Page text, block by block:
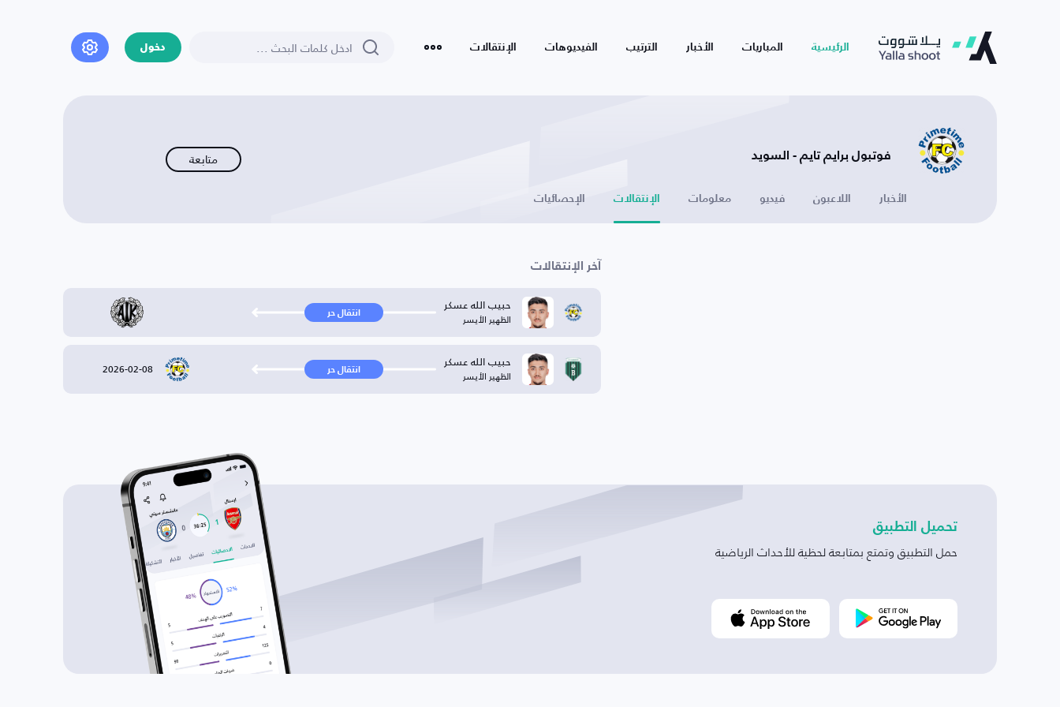
الرئيسية المباريات الأخبار الترتيب الفيديوهات الإنتقالات دخول
فوتبول برايم تايم - السويد متابعة
الأخبار اللاعبون فيديو معلومات الإنتقالات الإحصائيات
آخر الإنتقالات
حبيب الله عسكر
الظهير الأيسر انتقال حر
حبيب الله عسكر
الظهير الأيسر انتقال حر 2026-02-08
تحميل التطبيق
حمل التطبيق وتمتع بمتابعة لحظية للأحداث الرياضية